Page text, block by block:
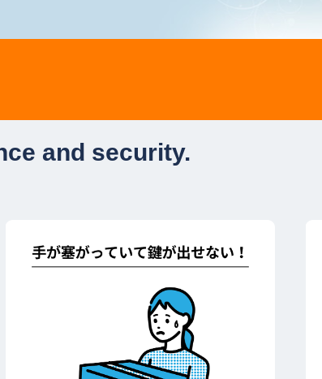
and security.